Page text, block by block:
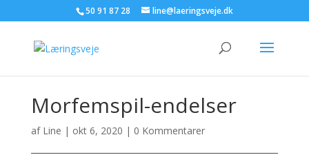
50 91 87 28 line@laeringsveje.dk
Morfemspil-endelser
af Line | okt 6, 2020 | 0 Kommentarer